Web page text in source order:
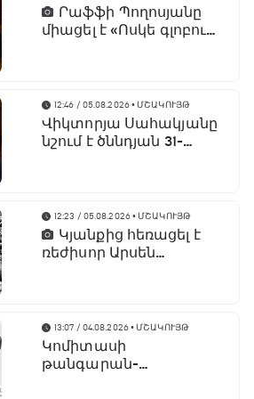
Րաֆֆի Պողոսյանը
միացել է «Ոսկե գլոբուս»
12:46 / 05.08.2026• ՄՇԱԿՈՒՅԹ
Վիկտորյա Սահակյանը
նշում է ծննդյան 31-
12:23 / 05.08.2026• ՄՇԱԿՈՒՅԹ
Կյանքից հեռացել է
ռեժիսոր Արսեն
13:07 / 04.08.2026• ՄՇԱԿՈՒՅԹ
Կոմիտասի
թանգարան-